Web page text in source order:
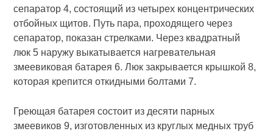
сепаратор 4, состоящий из четырех концентрических
отбойных щитов. Путь пара, проходящего через
сепаратор, показан стрелками. Через квадратный
люк 5 наружу выкатывается нагревательная
змеевиковая батарея 6. Люк закрывается крышкой 8,
которая крепится откидными болтами 7.
Греющая батарея состоит из десяти парных
змеевиков 9, изготовленных из круглых медных труб